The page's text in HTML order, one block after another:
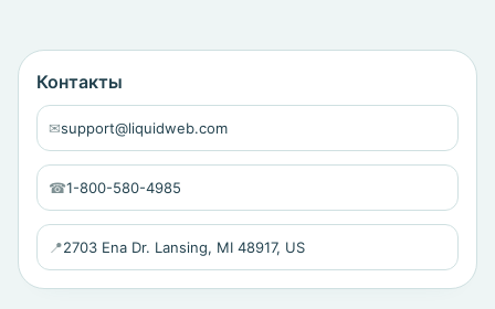
Контакты
✉support@liquidweb.com
☎1-800-580-4985
📍2703 Ena Dr. Lansing, MI 48917, US